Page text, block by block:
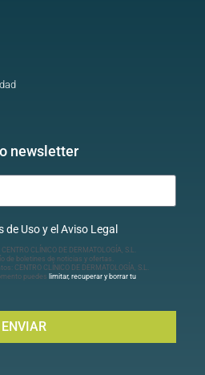
newsletter
Uso y el Aviso Legal
CLÍNICO DE DERMATOLOGÍA, S.L.
de boletines de noticias y ofertas.
CENTRO CLÍNICO DE DERMATOLOGÍA, S.L.
puedes limitar, recuperar y borrar tu
ENVIAR